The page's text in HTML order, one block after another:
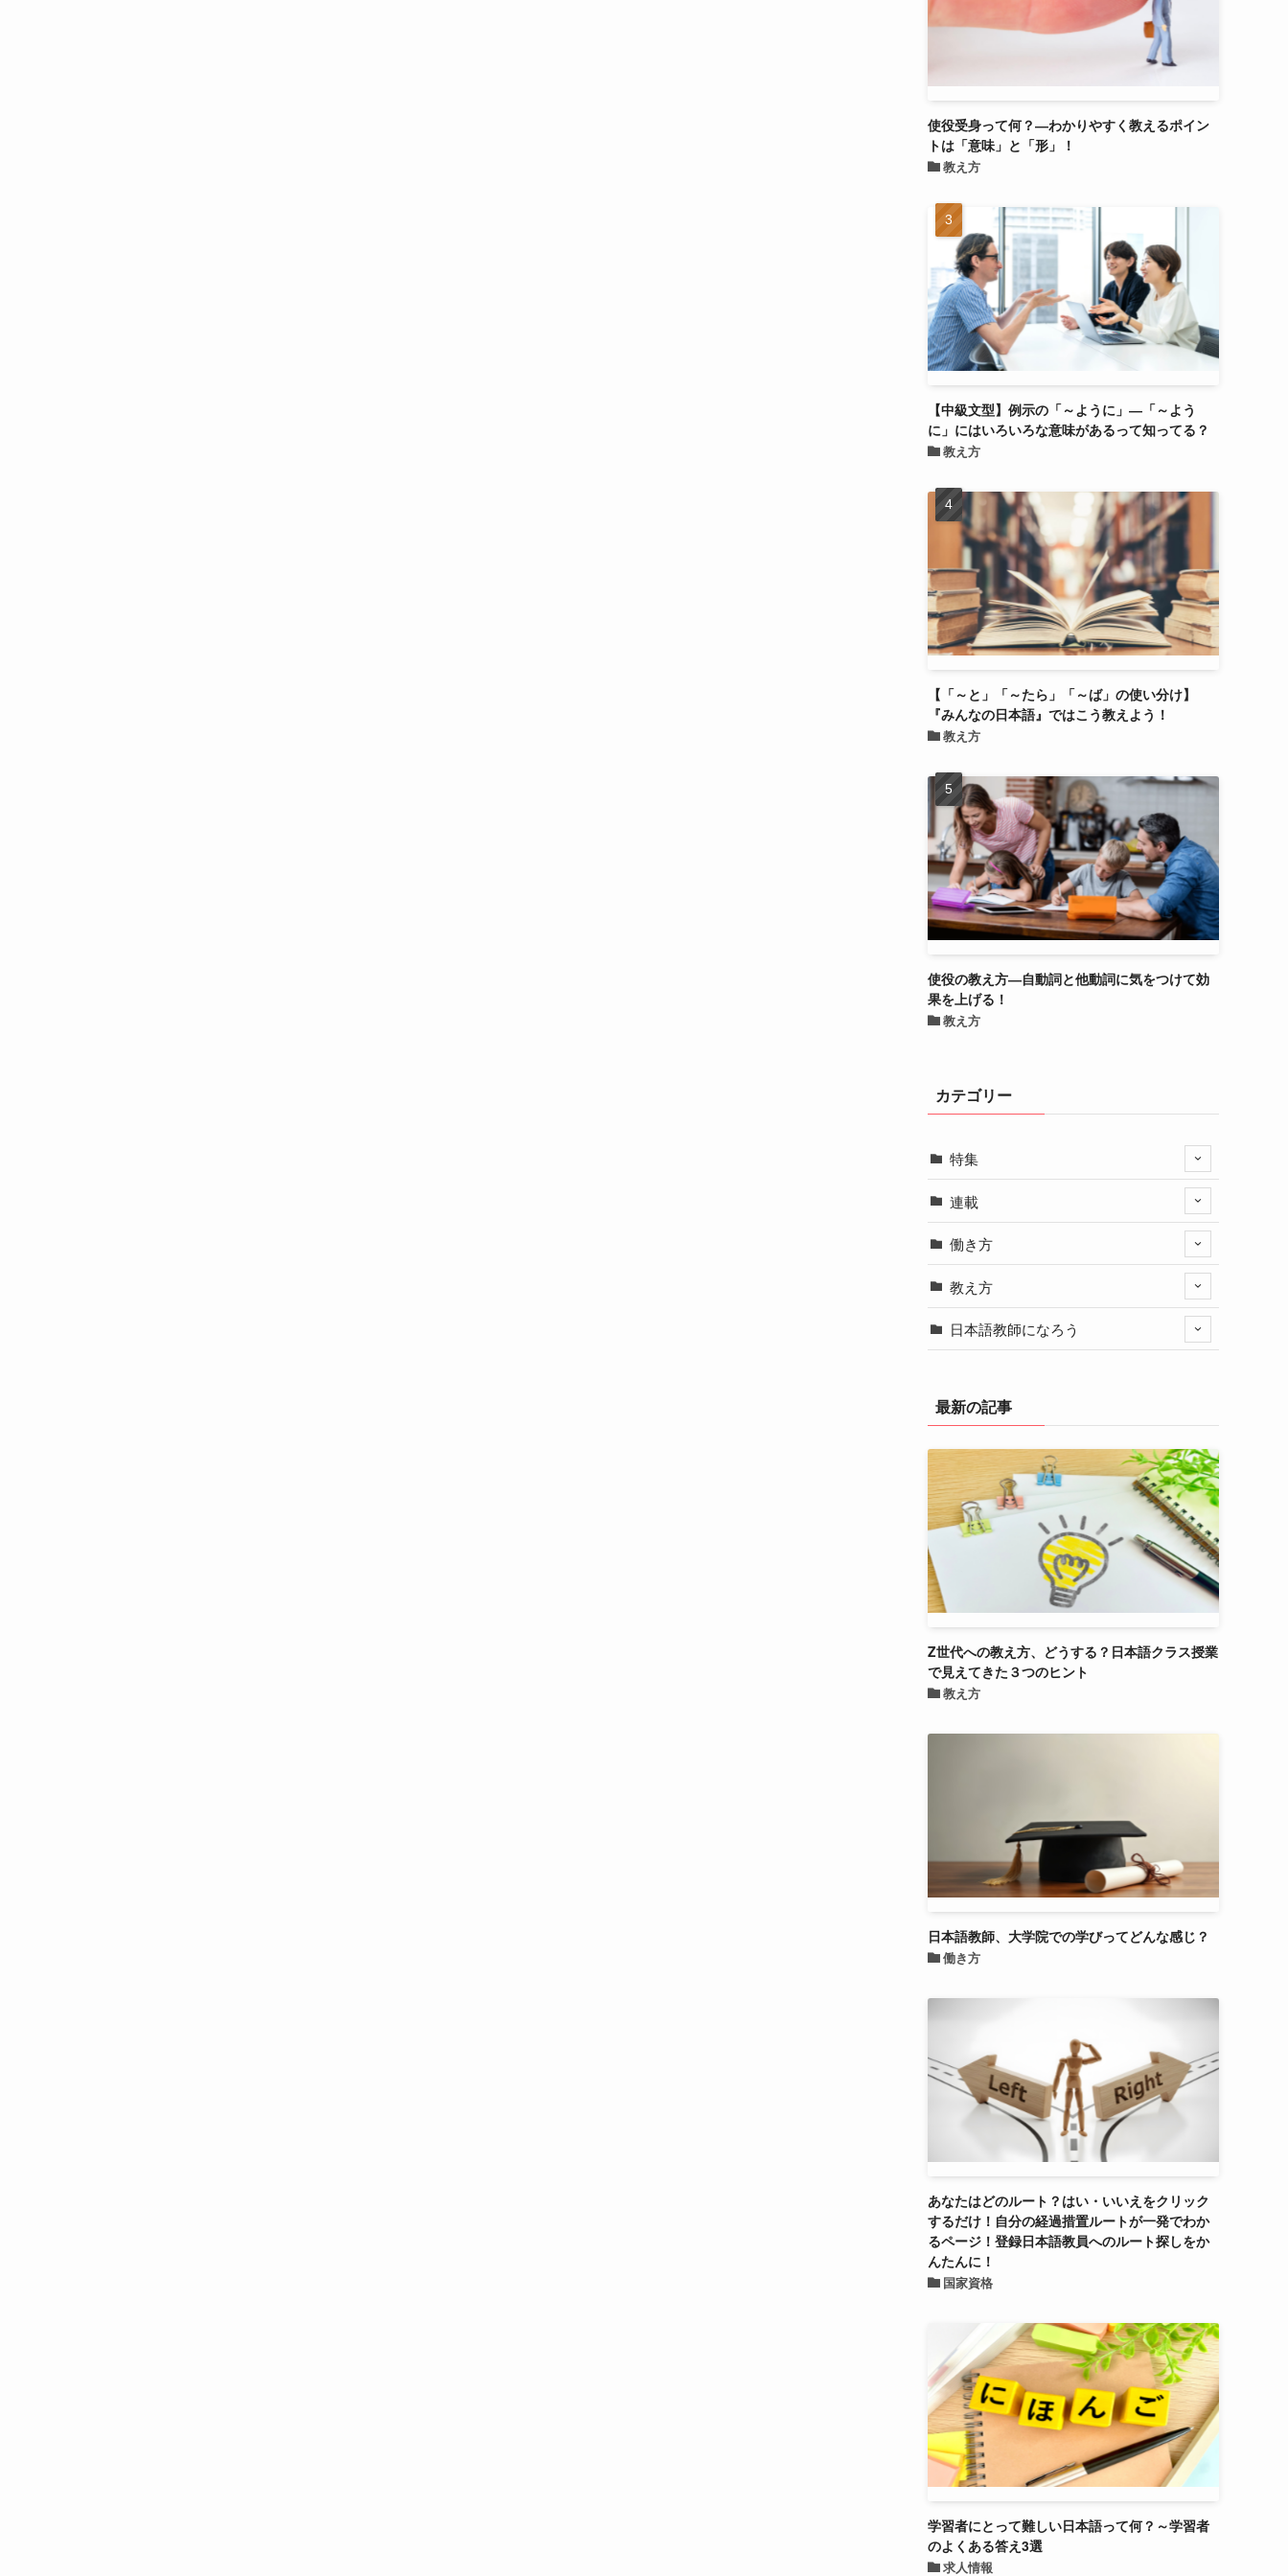
使役受身って何？―わかりやすく教えるポイン
トは「意味」と「形」！
教え方
【中級文型】例示の「～ように」―「～よう
に」にはいろいろな意味があるって知ってる？
教え方
【「～と」「～たら」「～ば」の使い分け】
『みんなの日本語』ではこう教えよう！
教え方
使役の教え方―自動詞と他動詞に気をつけて効
果を上げる！
教え方
カテゴリー
特集
連載
働き方
教え方
日本語教師になろう
最新の記事
Z世代への教え方、どうする？日本語クラス授業
で見えてきた３つのヒント
教え方
日本語教師、大学院での学びってどんな感じ？
働き方
あなたはどのルート？はい・いいえをクリック
するだけ！自分の経過措置ルートが一発でわか
るページ！登録日本語教員へのルート探しをか
んたんに！
国家資格
学習者にとって難しい日本語って何？～学習者
のよくある答え3選
求人情報